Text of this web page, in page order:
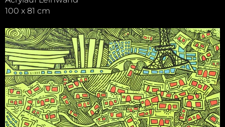
100 x 81 cm